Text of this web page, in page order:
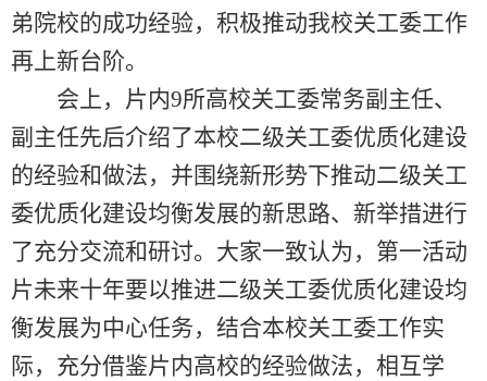
弟院校的成功经验，积极推动我校关工委工作
再上新台阶。
会上，片内9所高校关工委常务副主任、
副主任先后介绍了本校二级关工委优质化建设
的经验和做法，并围绕新形势下推动二级关工
委优质化建设均衡发展的新思路、新举措进行
了充分交流和研讨。大家一致认为，第一活动
片未来十年要以推进二级关工委优质化建设均
衡发展为中心任务，结合本校关工委工作实
际，充分借鉴片内高校的经验做法，相互学